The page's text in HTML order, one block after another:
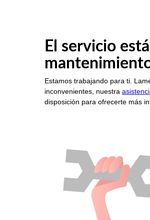
El servicio
Estamos trabajando para ti.
inconvenientes, nuestra
disposición para ofrecerte más